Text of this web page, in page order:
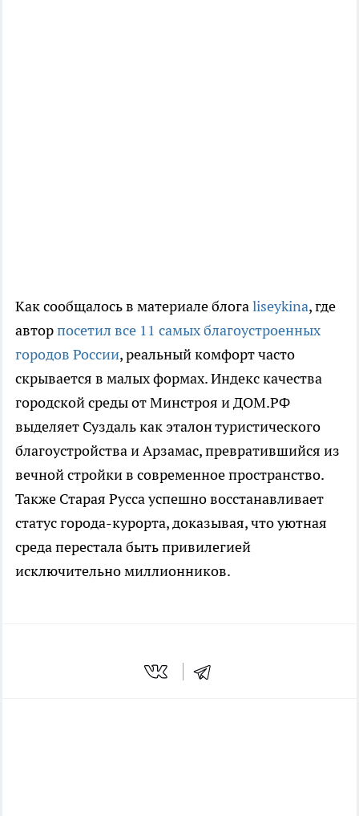
Как сообщалось в материале блогаliseykina, где
авторпосетил все 11 самых благоустроенных
городов России, реальный комфорт часто
скрывается в малых формах. Индекс качества
городской среды от Минстроя и ДОМ.РФ
выделяет Суздаль как эталон туристического
благоустройства и Арзамас, превратившийся из
вечной стройки в современное пространство.
Также Старая Русса успешно восстанавливает
статус города-курорта, доказывая, что уютная
среда перестала быть привилегией
исключительно миллионников.